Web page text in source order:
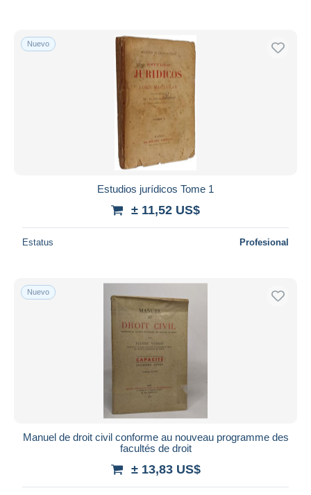
Nuevo
Estudios jurídicos Tome 1
± 11,52 US$
Estatus Profesional
Nuevo
Manuel de droit civil conforme au nouveau programme des
facultés de droit
± 13,83 US$